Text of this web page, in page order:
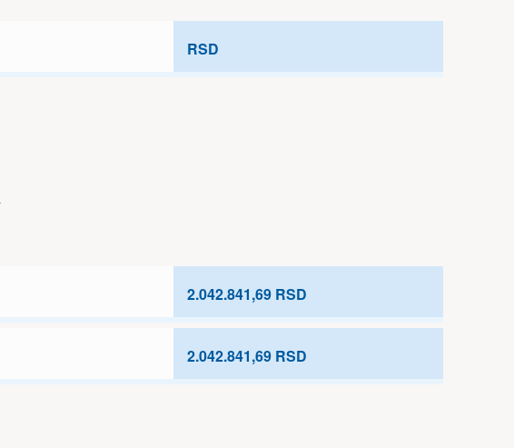
RSD
2.042.841,69 RSD
2.042.841,69 RSD